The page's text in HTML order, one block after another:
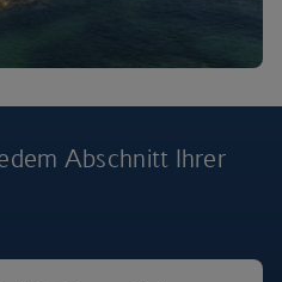
Abschnitt Ihrer